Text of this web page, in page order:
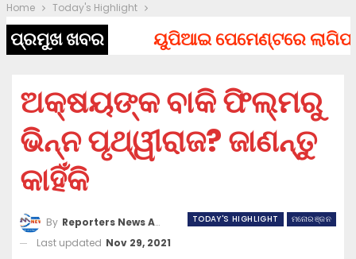
Home Today's Highlight
ପ୍ରମୁଖ ଖବର ୟୁପିଆଇ ପେମେଣ୍ଟରେ ଲାଗିପାରେ
ଅକ୍ଷୟଙ୍କ ବାକି ଫିଲ୍ମରୁ
ଭିନ୍ନ ପୃଥ୍ୱୀରାଜ? ଜାଣନ୍ତୁ
କାହିଁକି
TODAY'S HIGHLIGHT ମନୋରଞ୍ଜନ
By Reporters News Agency
Last updated Nov 29, 2021